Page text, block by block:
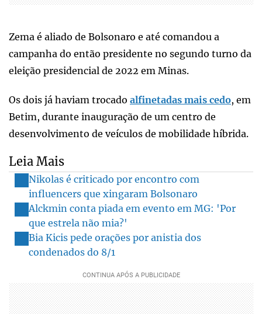
Zema é aliado de Bolsonaro e até comandou a
campanha do então presidente no segundo turno da
eleição presidencial de 2022 em Minas.
Os dois já haviam trocado alfinetadas mais cedo, em
Betim, durante inauguração de um centro de
desenvolvimento de veículos de mobilidade híbrida.
Leia Mais
Nikolas é criticado por encontro com
influencers que xingaram Bolsonaro
Alckmin conta piada em evento em MG: 'Por
que estrela não mia?'
Bia Kicis pede orações por anistia dos
condenados do 8/1